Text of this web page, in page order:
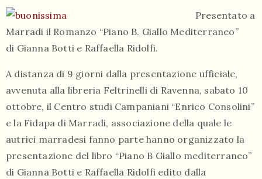
055
Presentato a
Marradi il Romanzo “Piano B. Giallo Mediterraneo”
di Gianna Botti e Raffaella Ridolfi.
A distanza di 9 giorni dalla presentazione ufficiale,
avvenuta alla libreria Feltrinelli di Ravenna, sabato 10
ottobre, il Centro studi Campaniani “Enrico Consolini”
e la Fidapa di Marradi, associazione della quale le
autrici marradesi fanno parte hanno organizzato la
presentazione del libro “Piano B Giallo mediterraneo”
di Gianna Botti e Raffaella Ridolfi edito dalla